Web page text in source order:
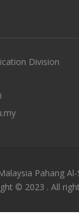
Division
Pahang
© 2023 . All